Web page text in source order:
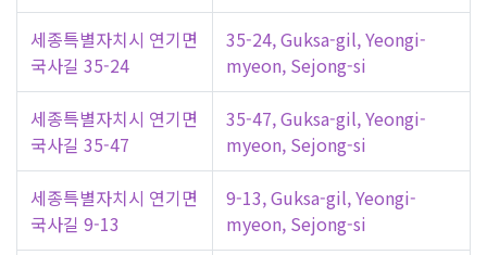
세종특별자치시 연기면
국사길 35-24
35-24, Guksa-gil, Yeongi-
myeon, Sejong-si
세종특별자치시 연기면
국사길 35-47
35-47, Guksa-gil, Yeongi-
myeon, Sejong-si
세종특별자치시 연기면
국사길 9-13
9-13, Guksa-gil, Yeongi-
myeon, Sejong-si